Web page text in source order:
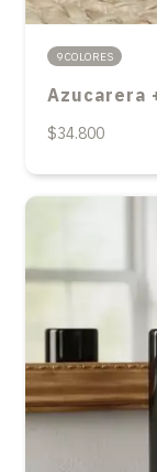
9 COLORES
Azucarera
$34.800